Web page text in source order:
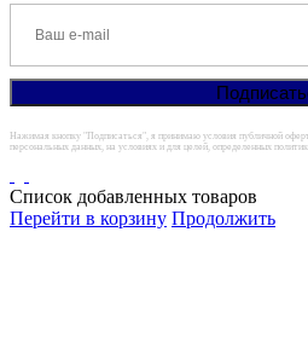
Нажимая кнопку "Подписаться", я принимаю условия публичной
персональных данных, на условиях и для целей, определенных
Список добавленных товаров
Перейти в корзину Продолжить